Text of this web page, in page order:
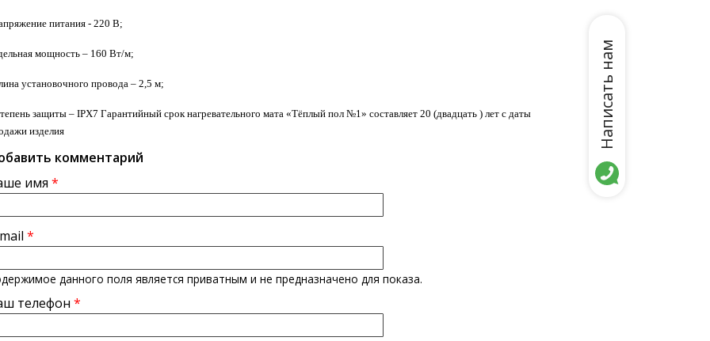
питания - 220 В;
мощность – 160 Вт/м;
установочного провода – 2,5 м;
защиты – IPX7 Гарантийный срок нагревательного мата «Тёплый пол №1» составляет 20 (двадцать ) лет с даты
изделия
комментарий
имя *
*
данного поля является приватным и не предназначено для показа.
телефон *
Написать нам